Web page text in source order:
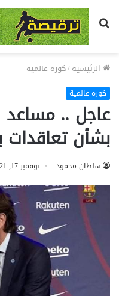
بحث
عن
الرئيسية/كورة عالمية
كورة عالمية
عاجل .. مساعد
بشأن تعاقدات
سلطان محمود نوفمبر 17, 2021